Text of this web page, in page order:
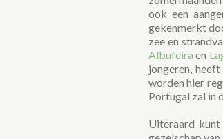
ook een
gekenmerkt
zee en
Albufeira en
jongeren,
worden hier
Portugal zal in
Uiteraard